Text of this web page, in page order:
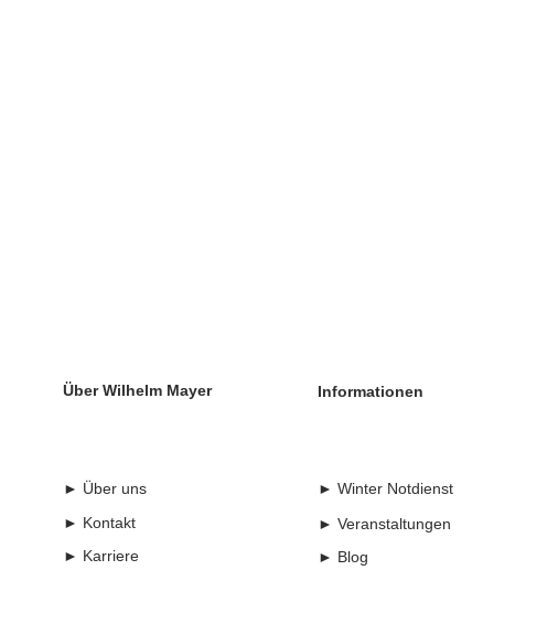
Über Wilhelm Mayer Informationen
► Über uns
► Kontakt
► Karriere
► Winter Notdienst
► Veranstaltungen
► Blog